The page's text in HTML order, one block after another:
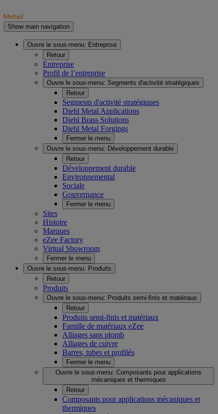
Show main navigation
Ouvre le sous-menu: Entreprise
Retour
Entreprise
Profil de l’entreprise
Ouvre le sous-menu: Segments d'activité stratégiques
Retour
Segments d'activité stratégiques
Diehl Metal Applications
Diehl Brass Solutions
Diehl Metal Forgings
Fermer le menu
Ouvre le sous-menu: Développement durable
Retour
Développement durable
Environnemental
Sociale
Gouvernance
Fermer le menu
Sites
Histoire
Marques
eZee Factory
Virtual Showroom
Fermer le menu
Ouvre le sous-menu: Produits
Retour
Produits
Ouvre le sous-menu: Produits semi-finis et matériaux
Retour
Produits semi-finis et matériaux
Famille de matériaux eZee
Alliages sans plomb
Alliages de cuivre
Barres, tubes et profilés
Fermer le menu
Ouvre le sous-menu: Composants pour applications
mécaniques et thermiques
Retour
Composants pour applications mécaniques et
thermiques